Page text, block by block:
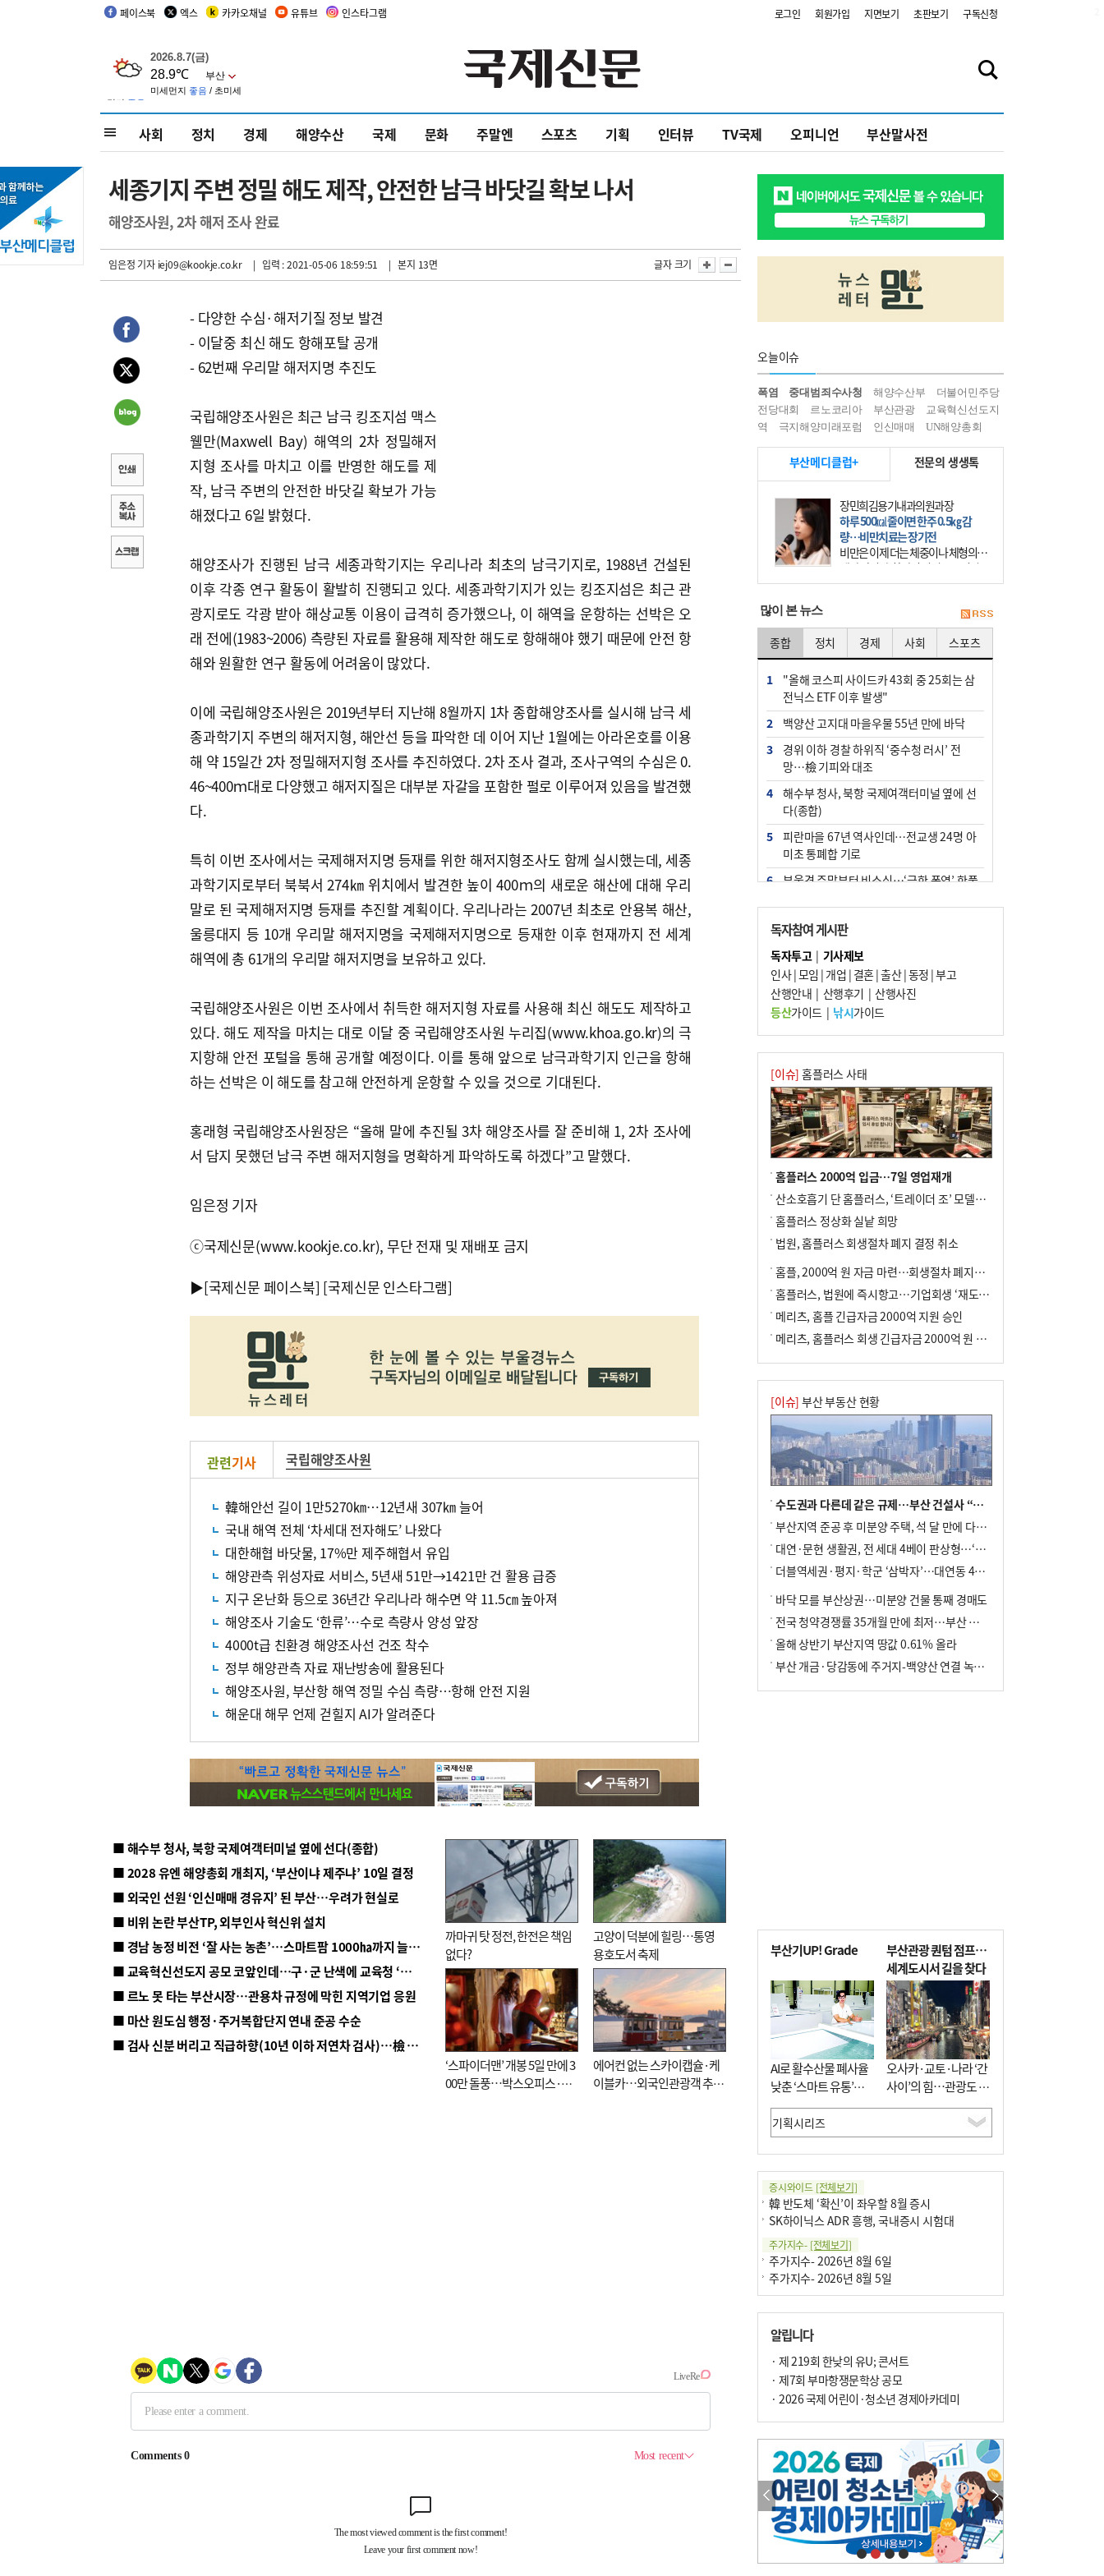
페이스북 엑스 카카오채널 유튜브 인스타그램 로그인 회원가입 지면보기 초판보기 구독신청
사회 정치 경제 해양수산 국제 문화 주말엔 스포츠 기획 인터뷰 TV국제 오피니언 부산말사전
세종기지 주변 정밀 해도 제작, 안전한 남극 바닷길 확보 나서
해양조사원, 2차 해저 조사 완료
임은정 기자iej09@kookje.co.kr | 입력 : 2021-05-06 18:59:51 | 본지 13면 글자 크기
- 다양한 수심·해저기질 정보 발견
- 이달중 최신 해도 항해포탈 공개
- 62번째 우리말 해저지명 추진도
국립해양조사원은 최근 남극 킹조지섬 맥스
웰만(Maxwell Bay) 해역의 2차 정밀해저
지형 조사를 마치고 이를 반영한 해도를 제
작, 남극 주변의 안전한 바닷길 확보가 가능
해졌다고 6일 밝혔다.
해양조사가 진행된 남극 세종과학기지는 우리나라 최초의 남극기지로, 1988년 건설된
이후 각종 연구 활동이 활발히 진행되고 있다. 세종과학기지가 있는 킹조지섬은 최근 관
광지로도 각광 받아 해상교통 이용이 급격히 증가했으나, 이 해역을 운항하는 선박은 오
래 전에(1983~2006) 측량된 자료를 활용해 제작한 해도로 항해해야 했기 때문에 안전 항
해와 원활한 연구 활동에 어려움이 많았다.
이에 국립해양조사원은 2019년부터 지난해 8월까지 1차 종합해양조사를 실시해 남극 세
종과학기지 주변의 해저지형, 해안선 등을 파악한 데 이어 지난 1월에는 아라온호를 이용
해 약 15일간 2차 정밀해저지형 조사를 추진하였다. 2차 조사 결과, 조사구역의 수심은 0.
46~400ｍ대로 다양했고 해저지질은 대부분 자갈을 포함한 펄로 이루어져 있음을 발견했
다.
특히 이번 조사에서는 국제해저지명 등재를 위한 해저지형조사도 함께 실시했는데, 세종
과학기지로부터 북북서 274㎞ 위치에서 발견한 높이 400ｍ의 새로운 해산에 대해 우리
말로 된 국제해저지명 등재를 추진할 계획이다. 우리나라는 2007년 최초로 안용복 해산,
울릉대지 등 10개 우리말 해저지명을 국제해저지명으로 등재한 이후 현재까지 전 세계
해역에 총 61개의 우리말 해저지명을 보유하고 있다.
국립해양조사원은 이번 조사에서 취득한 해저지형 자료를 사용해 최신 해도도 제작하고
있다. 해도 제작을 마치는 대로 이달 중 국립해양조사원 누리집(www.khoa.go.kr)의 극
지항해 안전 포털을 통해 공개할 예정이다. 이를 통해 앞으로 남극과학기지 인근을 항해
하는 선박은 이 해도를 참고해 안전하게 운항할 수 있을 것으로 기대된다.
홍래형 국립해양조사원장은 “올해 말에 추진될 3차 해양조사를 잘 준비해 1, 2차 조사에
서 담지 못했던 남극 주변 해저지형을 명확하게 파악하도록 하겠다”고 말했다.
임은정 기자
ⓒ국제신문(www.kookje.co.kr), 무단 전재 및 재배포 금지
▶[국제신문 페이스북] [국제신문 인스타그램]
관련기사 국립해양조사원
韓해안선 길이 1만5270㎞…12년새 307㎞ 늘어
국내 해역 전체 ‘차세대 전자해도’ 나왔다
대한해협 바닷물, 17%만 제주해협서 유입
해양관측 위성자료 서비스, 5년새 51만→1421만 건 활용 급증
지구 온난화 등으로 36년간 우리나라 해수면 약 11.5㎝ 높아져
해양조사 기술도 ‘한류’…수로 측량사 양성 앞장
4000t급 친환경 해양조사선 건조 착수
정부 해양관측 자료 재난방송에 활용된다
해양조사원, 부산항 해역 정밀 수심 측량…항해 안전 지원
해운대 해무 언제 걷힐지 AI가 알려준다
■ 해수부 청사, 북항 국제여객터미널 옆에 선다(종합)
■ 2028 유엔 해양총회 개최지, ‘부산이냐 제주냐’ 10일 결정
■ 외국인 선원 ‘인신매매 경유지’ 된 부산…우려가 현실로
■ 비위 논란 부산TP, 외부인사 혁신위 설치
■ 경남 농정 비전 ‘잘 사는 농촌’…스마트팜 1000㏊까지 늘린다
■ 교육혁신선도지 공모 코앞인데…구·군 난색에 교육청 ‘쩔쩔’
■ 르노 못 타는 부산시장…관용차 규정에 막힌 지역기업 응원
■ 마산 원도심 행정·주거복합단지 연내 준공 수순
■ 검사 신분 버리고 직급하향(10년 이하 저연차 검사)…檢 중수청행 기피
까마귀 탓 정전, 한전은 책임
없다?
고양이 덕분에 힐링…통영
용호도서 축제
‘스파이더맨’ 개봉 5일 만에 3
00만 돌풍…박스오피스·예
에어컨 없는 스카이캡슐·케
이블카…외국인관광객 추억
오늘이슈
폭염 중대범죄수사청 해양수산부
더불어민주당
전당대회
르노코리아 부산관광
교육혁신선도지
역
극지해양미래포럼 인신매매 UN해양총회
부산메디클럽+ 전문의 생생톡
장민희김용기내과의원과장
하루 500㎉ 줄이면 한주 0.5㎏ 감
량…비만치료는 장기전
비만은 이제 더는 체중이나 체형의 문
제가 아니다. 하나의 질병으로 인지
하고 치료와 관리를 해야 한다. 세계
많이 본 뉴스
종합 정치 경제 사회 스포츠
1
"올해 코스피 사이드카 43회 중 25회는 삼
전닉스 ETF 이후 발생"
2
백양산 고지대 마을우물 55년 만에 바닥
3
경위 이하 경찰 하위직 ‘중수청 러시’ 전
망…檢 기피와 대조
4
해수부 청사, 북항 국제여객터미널 옆에 선
다(종합)
5
피란마을 67년 역사인데…전교생 24명 아
미초 통폐합 기로
6
부울경 주말부터 비소식…‘극한 폭염’ 한풀
7
“낙동강권 삼락·을숙도·다대포 연결해 서
부산 관광 키우자”
8
오늘의 날씨- 2026년 8월 7일
9
외국인 선원 ‘인신매매 경유지’ 된 부산…
우려가 현실로
10 [사설] 해수부 신청사 북항으로 확정, 해양
수도 도약의 전환점
독자참여 게시판
독자투고| 기사제보
인사|모임 | 개업 | 결혼|출산|동정 |부고
산행안내 | 산행후기 | 산행사진
등산가이드| 낚시가이드
[이슈] 홈플러스 사태
홈플러스 2000억 입금…7일 영업재개
산소호흡기 단 홈플러스, ‘트레이더 조’ 모델로 살아날까
홈플러스 정상화 실낱 희망
법원, 홈플러스 회생절차 폐지 결정 취소
홈플, 2000억 원 자금 마련…회생절차 폐지에 즉시항고(종합)
홈플러스, 법원에 즉시항고…기업회생 ‘재도전’
메리츠, 홈플 긴급자금 2000억 지원 승인
메리츠, 홈플러스 회생 긴급자금 2000억 원 지원 승인
[이슈] 부산 부동산 현황
수도권과 다른데 같은 규제…부산 건설사 “쓰러지기 직전”
부산지역 준공 후 미분양 주택, 석 달 만에 다시 3000가구 넘어서
대연·문현 생활권, 전 세대 4베이 판상형…‘더샵 트리센트’ 내달 분양
더블역세권·평지·학군 ‘삼박자’…대연동 42층 브랜드 단지
바닥 모를 부산상권…미분양 건물 통째 경매도
전국 청약경쟁률 35개월 만에 최저…부산 미분양 ‘적체’ 심화
올해 상반기 부산지역 땅값 0.61% 올라
부산 개금·당감동에 주거지-백양산 연결 녹지 조성
부산기UP! Grade
AI로 활수산물 폐사율
낮춘 ‘스마트 유통’…
사막·산악지대 수출
도전
부산관광 퀀텀 점프…
세계도시서 길을 찾다
오사카·교토·나라 ‘간
사이’의 힘…관광도 뭉
쳐야 흥한다
증시와이드 [전체보기]
韓 반도체 ‘확신’이 좌우할 8월 증시
SK하이닉스 ADR 흥행, 국내증시 시험대
주가지수- [전체보기]
주가지수- 2026년 8월 6일
주가지수- 2026년 8월 5일
알립니다
· 제 219회 한낮의 유U; 콘서트
· 제7회 부마항쟁문학상 공모
· 2026 국제 어린이·청소년 경제아카데미